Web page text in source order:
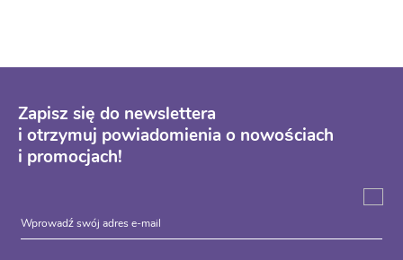
Zapisz się do newslettera
i otrzymuj powiadomienia o nowościach
i promocjach!